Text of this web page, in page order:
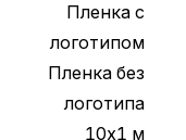
Пленка с
логотипом
Пленка без
логотипа
10х1 м